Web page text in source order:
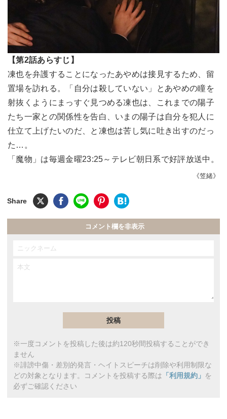
【第2話あらすじ】
凍也を弁護することになったあやめは接見するため、留
置場を訪れる。「自分は殺していない」とあやめの瞳を
射抜くようにまっすぐ見つめる凍也は、これまでの陽子
たち一家との関係性を告白、いまの陽子は自分を犯人に
仕立て上げたいのだ、と凍也は苦し気に吐き出すのだっ
た…。
「魔物」は毎週金曜23:25～テレビ朝日系で好評放送中。
《笠緒》
コメント欄を非表示
※一度コメントを投稿した後は約120秒間投稿することができ
ません
※誹謗中傷・差別的発言・ヘイトスピーチは削除や利用制限な
どの対象となります。コメントを投稿する際は 「利用規約」 を
必ずご確認ください